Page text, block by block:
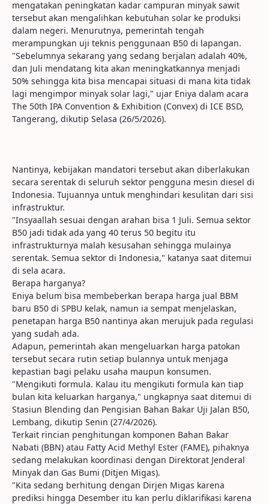
mengatakan peningkatan kadar campuran minyak sawit
tersebut akan mengalihkan kebutuhan solar ke produksi
dalam negeri. Menurutnya, pemerintah tengah
merampungkan uji teknis penggunaan B50 di lapangan.
"Sebelumnya sekarang yang sedang berjalan adalah 40%,
dan Juli mendatang kita akan meningkatkannya menjadi
50% sehingga kita bisa mencapai situasi di mana kita tidak
lagi mengimpor minyak solar lagi," ujar Eniya dalam acara
The 50th IPA Convention & Exhibition (Convex) di ICE BSD,
Tangerang, dikutip Selasa (26/5/2026).
Nantinya, kebijakan mandatori tersebut akan diberlakukan
secara serentak di seluruh sektor pengguna mesin diesel di
Indonesia. Tujuannya untuk menghindari kesulitan dari sisi
infrastruktur.
"Insyaallah sesuai dengan arahan bisa 1 Juli. Semua sektor
B50 jadi tidak ada yang 40 terus 50 begitu itu
infrastrukturnya malah kesusahan sehingga mulainya
serentak. Semua sektor di Indonesia," katanya saat ditemui
di sela acara.
Berapa harganya?
Eniya belum bisa membeberkan berapa harga jual BBM
baru B50 di SPBU kelak, namun ia sempat menjelaskan,
penetapan harga B50 nantinya akan merujuk pada regulasi
yang sudah ada.
Adapun, pemerintah akan mengeluarkan harga patokan
tersebut secara rutin setiap bulannya untuk menjaga
kepastian bagi pelaku usaha maupun konsumen.
"Mengikuti formula. Kalau itu mengikuti formula kan tiap
bulan kita keluarkan harganya," ungkapnya saat ditemui di
Stasiun Blending dan Pengisian Bahan Bakar Uji Jalan B50,
Lembang, dikutip Senin (27/4/2026).
Terkait rincian penghitungan komponen Bahan Bakar
Nabati (BBN) atau Fatty Acid Methyl Ester (FAME), pihaknya
sedang melakukan koordinasi dengan Direktorat Jenderal
Minyak dan Gas Bumi (Ditjen Migas).
"Kita sedang berhitung dengan Dirjen Migas karena
prediksi hingga Desember itu kan perlu diklarifikasi karena